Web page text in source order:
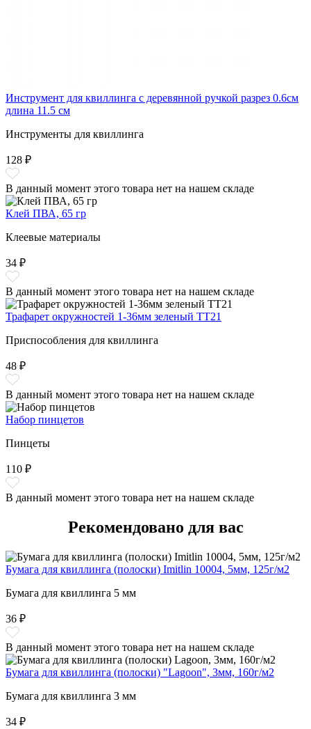
Инструмент для квиллинга с деревянной ручкой разрез 0.6см
длина 11.5 см
Инструменты для квиллинга
128 ₽
В данный момент этого товара нет на нашем складе
Клей ПВА, 65 гр
Клеевые материалы
34 ₽
В данный момент этого товара нет на нашем складе
Трафарет окружностей 1-36мм зеленый ТТ21
Приспособления для квиллинга
48 ₽
В данный момент этого товара нет на нашем складе
Набор пинцетов
Пинцеты
110 ₽
В данный момент этого товара нет на нашем складе
Рекомендовано для вас
Бумага для квиллинга (полоски) Imitlin 10004, 5мм, 125г/м2
Бумага для квиллинга 5 мм
36 ₽
В данный момент этого товара нет на нашем складе
Бумага для квиллинга (полоски) "Lagoon", 3мм, 160г/м2
Бумага для квиллинга 3 мм
34 ₽